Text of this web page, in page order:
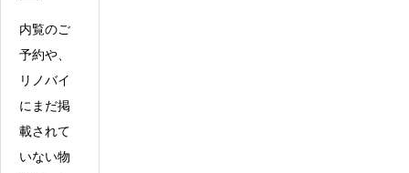
内覧のご
予約や、
リノバイ
にまだ掲
載されて
いない物